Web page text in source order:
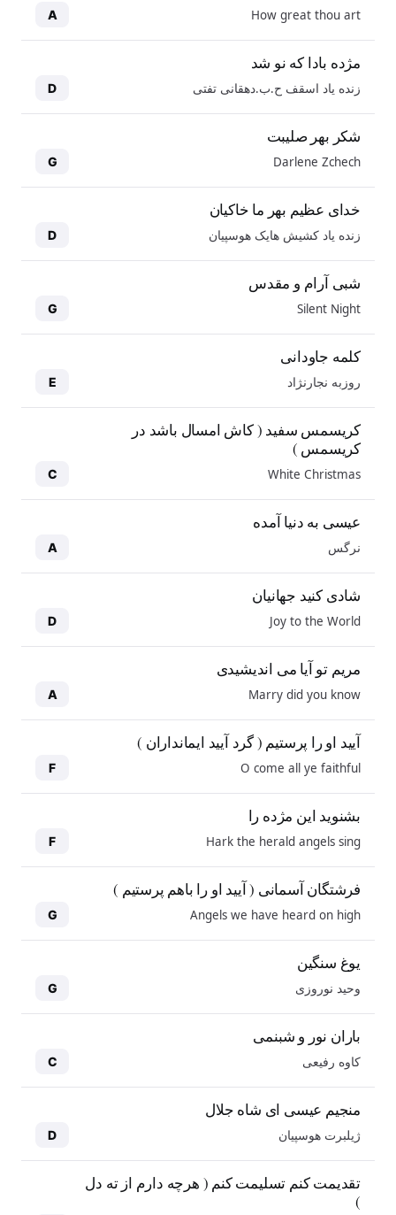
How great thou art
A
مژده بادا که نو شد
زنده یاد اسقف ح.ب.دهقانی تفتی D
شکر بهر صلیبت
Darlene Zchech
G
خدای عظیم بهر ما خاکیان
زنده یاد کشیش هایک هوسپیان D
شبی آرام و مقدس
Silent Night
G
کلمه جاودانی
روزبه نجارنژاد E
کریسمس سفید ( کاش امسال باشد در
کریسمس )
White Christmas
C
عیسی به دنیا آمده
نرگس A
شادی کنید جهانیان
Joy to the World
D
مریم تو آیا می اندیشیدی
Marry did you know
A
آیید او را پرستیم ( گرد آیید ایمانداران )
O come all ye faithful
F
بشنوید این مژده را
Hark the herald angels sing
F
فرشتگان آسمانی ( آیید او را باهم پرستیم )
Angels we have heard on high
G
یوغ سنگین
وحید نوروزی G
باران نور و شبنمی
کاوه رفیعی C
منجیم عیسی ای شاه جلال
ژیلبرت هوسپیان D
تقدیمت کنم تسلیمت کنم ( هرچه دارم از ته دل
)